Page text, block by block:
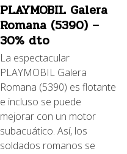
PLAYMOBIL Galera
Romana (5390) –
30% dto
La espectacular
PLAYMOBIL Galera
Romana (5390) es flotante
e incluso se puede
mejorar con un motor
subacuático. Así, los
soldados romanos se